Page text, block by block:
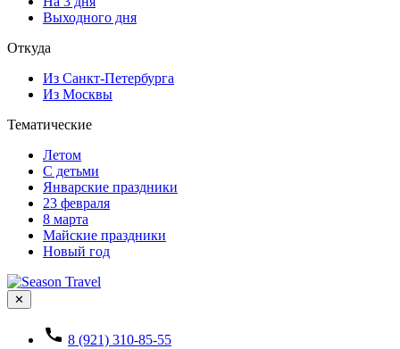
Выходного дня
Откуда
Из Санкт-Петербурга
Из Москвы
Тематические
Летом
С детьми
Январские праздники
23 февраля
8 марта
Майские праздники
Новый год
✕
8 (921) 310-85-55